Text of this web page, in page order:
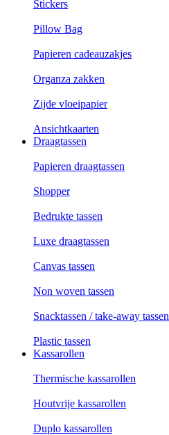
Stickers
Pillow Bag
Papieren cadeauzakjes
Organza zakken
Zijde vloeipapier
Ansichtkaarten
Draagtassen
Papieren draagtassen
Shopper
Bedrukte tassen
Luxe draagtassen
Canvas tassen
Non woven tassen
Snacktassen / take-away tassen
Plastic tassen
Kassarollen
Thermische kassarollen
Houtvrije kassarollen
Duplo kassarollen